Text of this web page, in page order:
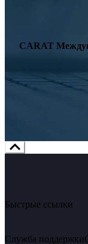
CARAT
Быстрые ссылки
Служба поддержки